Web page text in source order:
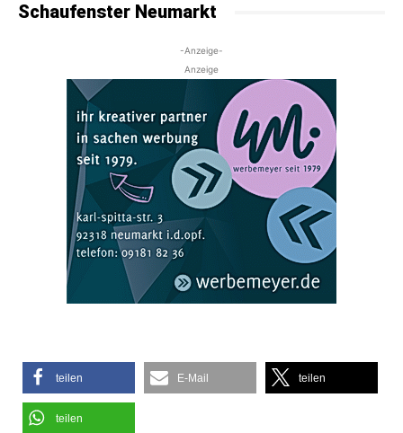
Schaufenster Neumarkt
-Anzeige-
Anzeige
teilen E-Mail teilen
teilen